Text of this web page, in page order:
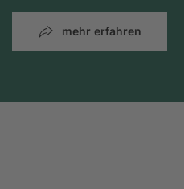
mehr erfahren